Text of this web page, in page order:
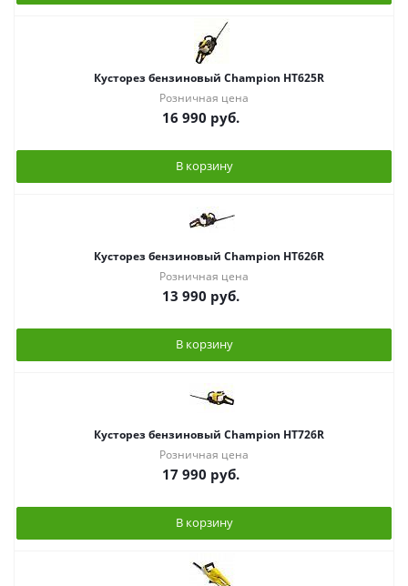
Кусторез бензиновый Champion HT625R
Розничная цена
16 990 руб.
В корзину
Кусторез бензиновый Champion HT626R
Розничная цена
13 990 руб.
В корзину
Кусторез бензиновый Champion HT726R
Розничная цена
17 990 руб.
В корзину